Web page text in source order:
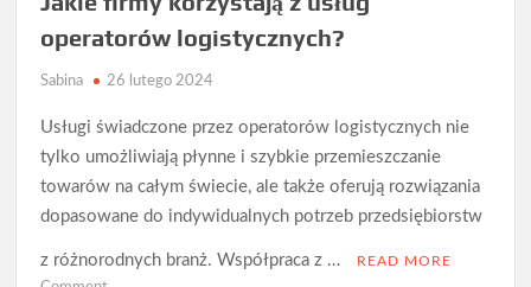
dla
przedsiębiorców?
operatorów logistycznych?
Sabina 26 lutego 2024
Usługi świadczone przez operatorów logistycznych nie
tylko umożliwiają płynne i szybkie przemieszczanie
towarów na całym świecie, ale także oferują rozwiązania
dopasowane do indywidualnych potrzeb przedsiębiorstw
z różnorodnych branż. Współpraca z … READ MORE